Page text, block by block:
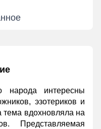
народа интересны
эзотериков и
тема вдохновляла на
Представляемая